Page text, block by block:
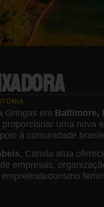
Gringas em Baltimore,
uma nova
à comunidade
, Camila atua
empresas,